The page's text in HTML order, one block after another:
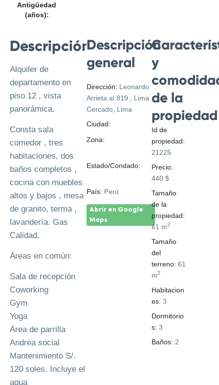
Antigüedad
(años):
Descripción
Alquiler de
departamento en
piso 12 , vista
panorámica.
Consta sala
comedor , tres
habitaciones, dos
baños completos ,
cocina con muebles
altos y bajos , mesa
de granito, terma ,
lavandería. Gas
Calidad.
Áreas en común:
Sala de recepción
Coworking
Gym
Yoga
Área de parrilla
Andrea social
Mantenimiento S/.
120 soles. Incluye el
agua
Descripción
general
Dirección: Leonardo
Arrieta al 819 , Lima
Cercado, Lima
Ciudad:
Zona:
Estado/Condado:
País: Perú
Abrir en Google
Maps
y
de la
propiedad
Id de
propiedad:
21225
Precio:
440 $
Tamaño
de la
propiedad:
61 m2
Tamaño
del
terreno: 61
m2
Habitacion
es: 3
Dormitorio
s: 3
Baños: 2